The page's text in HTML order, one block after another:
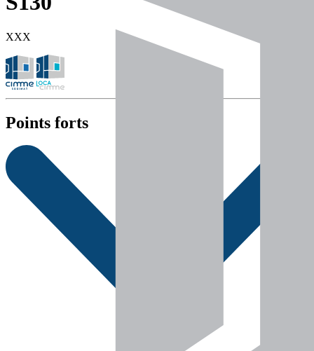
XXX
Points forts